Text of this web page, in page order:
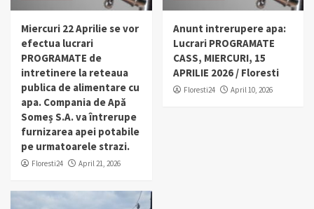
Miercuri 22 Aprilie se vor
efectua lucrari
PROGRAMATE de
intretinere la reteaua
publica de alimentare cu
apa. Compania de Apă
Someș S.A. va întrerupe
furnizarea apei potabile
pe urmatoarele strazi.
Floresti24 April 21, 2026
Anunt intrerupere apa:
Lucrari PROGRAMATE
CASS, MIERCURI, 15
APRILIE 2026 / Floresti
Floresti24 April 10, 2026